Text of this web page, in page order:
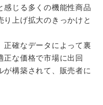
感じる多くの機能性商品
上げ拡大のきっかけと
正確なデータによって裏
正な価格で市場に出回
が構築されて、販売者に